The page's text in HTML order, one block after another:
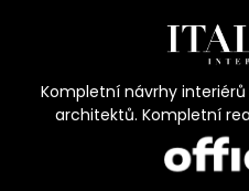
Kompletní návrhy
architektů. Kompletní